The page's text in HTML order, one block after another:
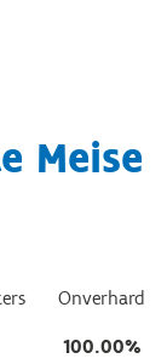
Meise
Onverhard
100.00%